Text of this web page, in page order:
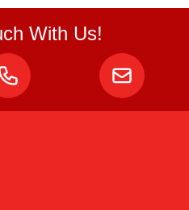
With Us!